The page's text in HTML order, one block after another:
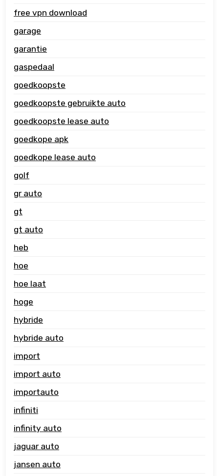
free vpn download
garage
garantie
gaspedaal
goedkoopste
goedkoopste gebruikte auto
goedkoopste lease auto
goedkope apk
goedkope lease auto
golf
gr auto
gt
gt auto
heb
hoe
hoe laat
hoge
hybride
hybride auto
import
import auto
importauto
infiniti
infinity auto
jaguar auto
jansen auto